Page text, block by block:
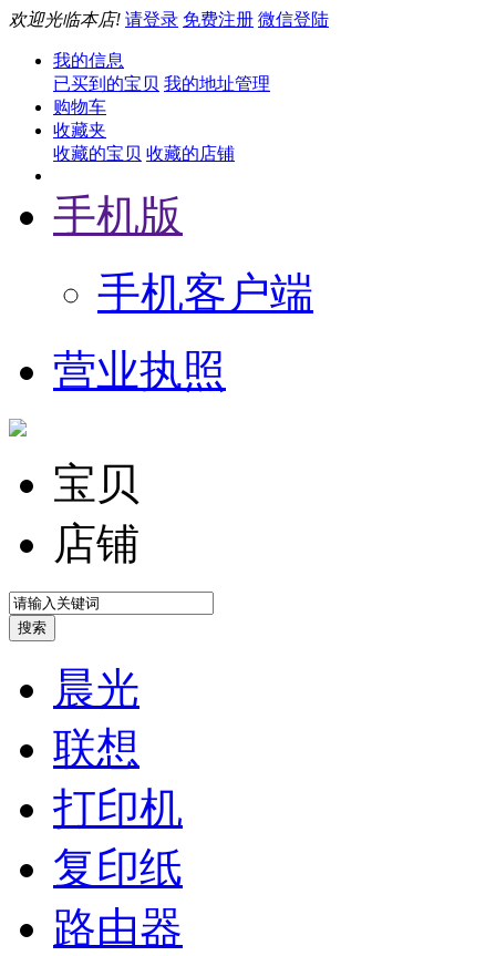
欢迎光临本店! 请登录 免费注册 微信登陆
我的信息
已买到的宝贝 我的地址管理
购物车
收藏夹
收藏的宝贝 收藏的店铺
手机版
手机客户端
营业执照
宝贝
店铺
晨光
联想
打印机
复印纸
路由器